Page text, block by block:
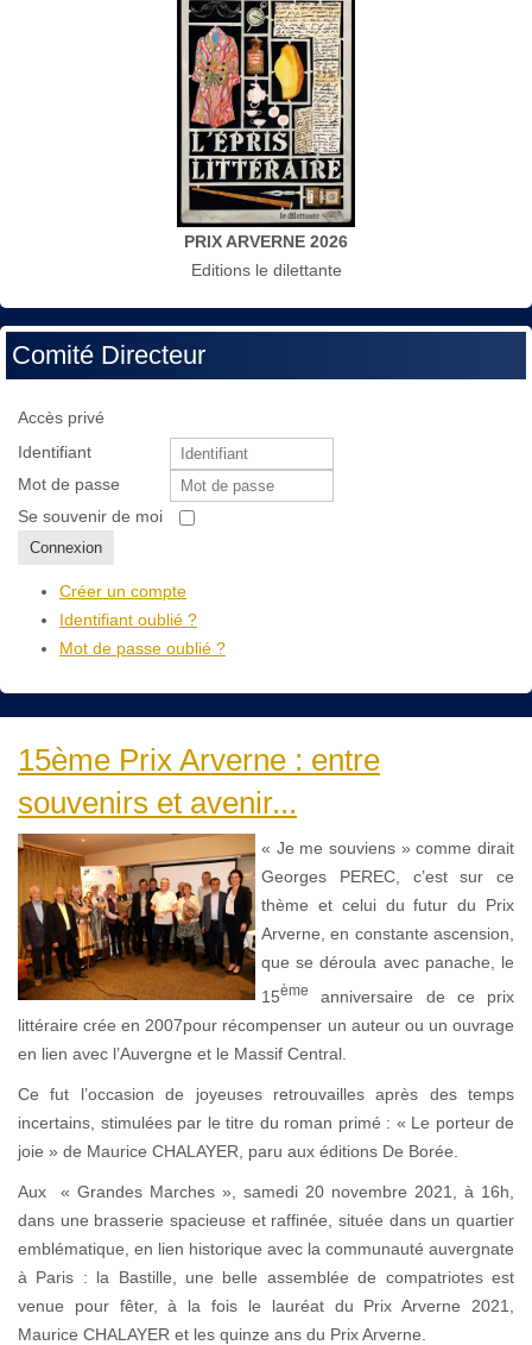
PRIX ARVERNE 2026
Editions le dilettante
Comité Directeur
Accès privé
Identifiant
Mot de passe
Se souvenir de moi
Connexion
Créer un compte
Identifiant oublié ?
Mot de passe oublié ?
15ème Prix Arverne : entre
souvenirs et avenir...
« Je me souviens » comme dirait
Georges PEREC, c’est sur ce
thème et celui du futur du Prix
Arverne, en constante ascension,
que se déroula avec panache, le
15ème
anniversaire de ce prix
littéraire crée en 2007pour récompenser un auteur ou un ouvrage
en lien avec l’Auvergne et le Massif Central.
Ce fut l’occasion de joyeuses retrouvailles après des temps
incertains, stimulées par le titre du roman primé : « Le porteur de
joie » de Maurice CHALAYER, paru aux éditions De Borée.
Aux « Grandes Marches », samedi 20 novembre 2021, à 16h,
dans une brasserie spacieuse et raffinée, située dans un quartier
emblématique, en lien historique avec la communauté auvergnate
à Paris : la Bastille, une belle assemblée de compatriotes est
venue pour fêter, à la fois le lauréat du Prix Arverne 2021,
Maurice CHALAYER et les quinze ans du Prix Arverne.